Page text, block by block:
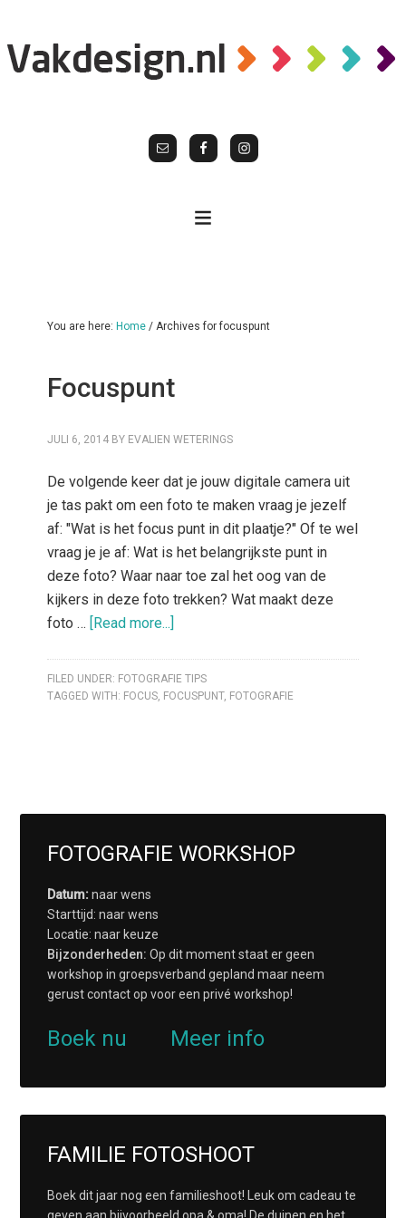
You are here: Home / Archives for focuspunt
Focuspunt
JULI 6, 2014 BY EVALIEN WETERINGS
De volgende keer dat je jouw digitale camera uit
je tas pakt om een foto te maken vraag je jezelf
af: "Wat is het focus punt in dit plaatje?" Of te wel
vraag je je af: Wat is het belangrijkste punt in
deze foto? Waar naar toe zal het oog van de
kijkers in deze foto trekken? Wat maakt deze
foto … [Read more...]
FILED UNDER: FOTOGRAFIE TIPS
TAGGED WITH: FOCUS, FOCUSPUNT, FOTOGRAFIE
FOTOGRAFIE WORKSHOP
Datum:naar wens
Starttijd: naar wens
Locatie: naar keuze
Bijzonderheden: Op dit moment staat er geen
workshop in groepsverband gepland maar neem
gerust contact op voor een privé workshop!
Boek nu Meer info
FAMILIE FOTOSHOOT
Boek dit jaar nog een familieshoot! Leuk om cadeau te